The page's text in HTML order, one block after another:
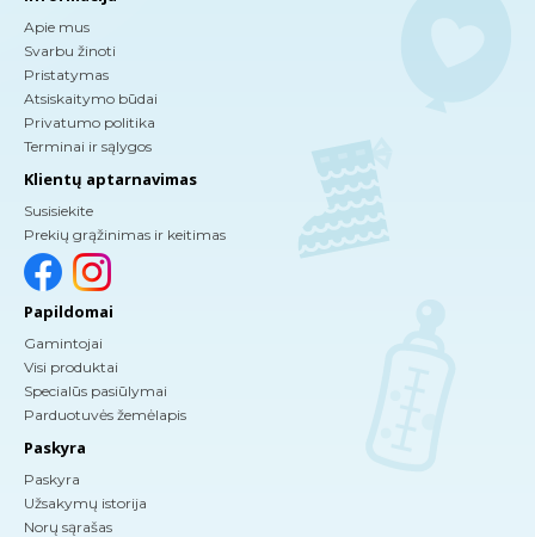
Apie mus
Svarbu žinoti
Pristatymas
Atsiskaitymo būdai
Privatumo politika
Terminai ir sąlygos
Klientų aptarnavimas
Susisiekite
Prekių grąžinimas ir keitimas
Papildomai
Gamintojai
Visi produktai
Specialūs pasiūlymai
Parduotuvės žemėlapis
Paskyra
Paskyra
Užsakymų istorija
Norų sąrašas